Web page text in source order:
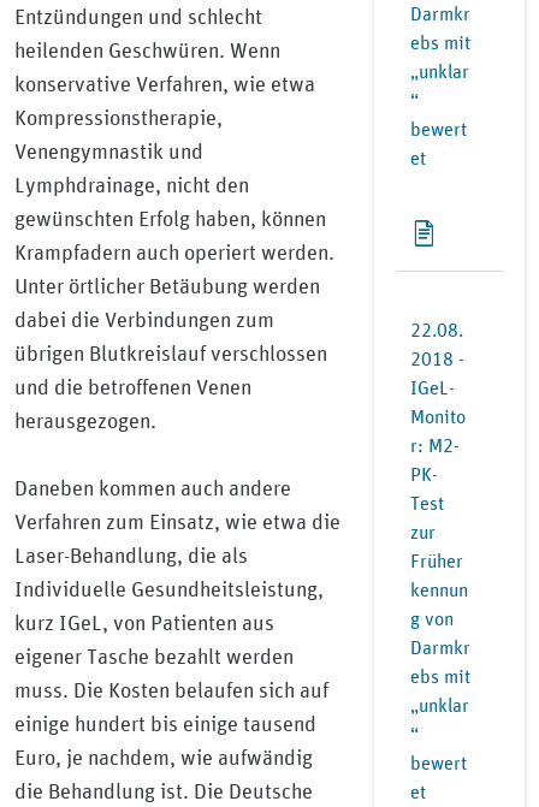
Entzündungen und schlecht
heilenden Geschwüren. Wenn
konservative Verfahren, wie etwa
Kompressionstherapie,
Venengymnastik und
Lymphdrainage, nicht den
gewünschten Erfolg haben, können
Krampfadern auch operiert werden.
Unter örtlicher Betäubung werden
dabei die Verbindungen zum
übrigen Blutkreislauf verschlossen
und die betroffenen Venen
herausgezogen.
Daneben kommen auch andere
Verfahren zum Einsatz, wie etwa die
Laser-Behandlung, die als
Individuelle Gesundheitsleistung,
kurz IGeL, von Patienten aus
eigener Tasche bezahlt werden
muss. Die Kosten belaufen sich auf
einige hundert bis einige tausend
Euro, je nachdem, wie aufwändig
die Behandlung ist. Die Deutsche
Darmkr
ebs mit
„unklar
“
bewert
et
22.08.
2018 -
IGeL-
Monito
r: M2-
PK-
Test
zur
Früher
kennun
g von
Darmkr
ebs mit
„unklar
“
bewert
et